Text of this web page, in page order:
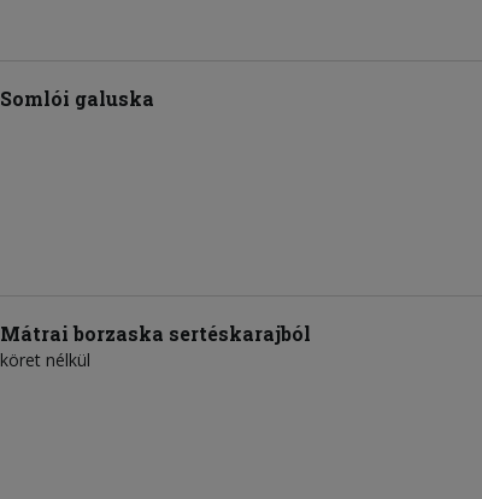
Somlói galuska
Mátrai borzaska sertéskarajból
köret nélkül